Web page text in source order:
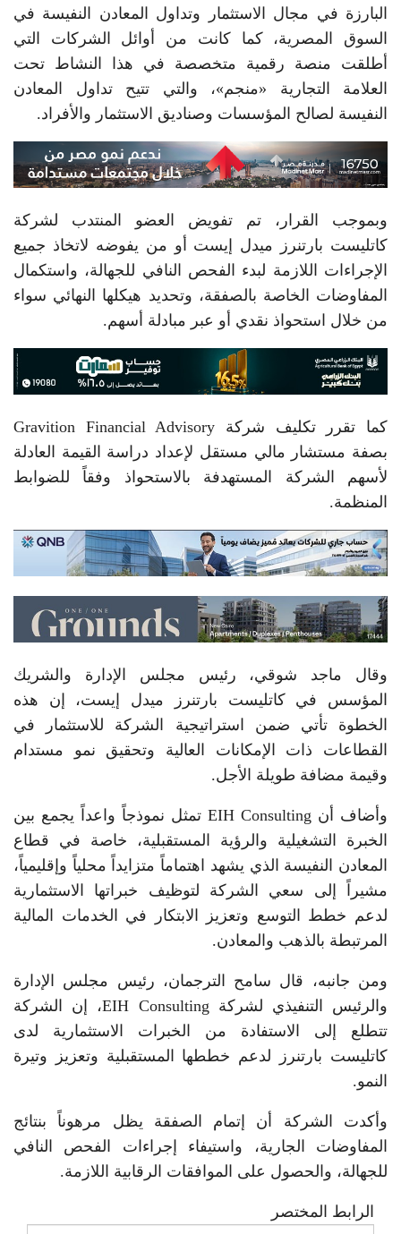
البارزة في مجال الاستثمار وتداول المعادن النفيسة في
السوق المصرية، كما كانت من أوائل الشركات التي
أطلقت منصة رقمية متخصصة في هذا النشاط تحت
العلامة التجارية «منجم»، والتي تتيح تداول المعادن
النفيسة لصالح المؤسسات وصناديق الاستثمار والأفراد.
وبموجب القرار، تم تفويض العضو المنتدب لشركة
كاتليست بارتنرز ميدل إيست أو من يفوضه لاتخاذ جميع
الإجراءات اللازمة لبدء الفحص النافي للجهالة، واستكمال
المفاوضات الخاصة بالصفقة، وتحديد هيكلها النهائي سواء
من خلال استحواذ نقدي أو عبر مبادلة أسهم.
كما تقرر تكليف شركة Gravition Financial Advisory
بصفة مستشار مالي مستقل لإعداد دراسة القيمة العادلة
لأسهم الشركة المستهدفة بالاستحواذ وفقاً للضوابط
المنظمة.
وقال ماجد شوقي، رئيس مجلس الإدارة والشريك
المؤسس في كاتليست بارتنرز ميدل إيست، إن هذه
الخطوة تأتي ضمن استراتيجية الشركة للاستثمار في
القطاعات ذات الإمكانات العالية وتحقيق نمو مستدام
وقيمة مضافة طويلة الأجل.
وأضاف أن EIH Consulting تمثل نموذجاً واعداً يجمع بين
الخبرة التشغيلية والرؤية المستقبلية، خاصة في قطاع
المعادن النفيسة الذي يشهد اهتماماً متزايداً محلياً وإقليمياً،
مشيراً إلى سعي الشركة لتوظيف خبراتها الاستثمارية
لدعم خطط التوسع وتعزيز الابتكار في الخدمات المالية
المرتبطة بالذهب والمعادن.
ومن جانبه، قال سامح الترجمان، رئيس مجلس الإدارة
والرئيس التنفيذي لشركة EIH Consulting، إن الشركة
تتطلع إلى الاستفادة من الخبرات الاستثمارية لدى
كاتليست بارتنرز لدعم خططها المستقبلية وتعزيز وتيرة
النمو.
وأكدت الشركة أن إتمام الصفقة يظل مرهوناً بنتائج
المفاوضات الجارية، واستيفاء إجراءات الفحص النافي
للجهالة، والحصول على الموافقات الرقابية اللازمة.
الرابط المختصر